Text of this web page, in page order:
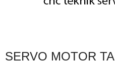
SERVO MOTOR